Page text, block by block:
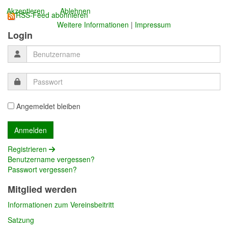
RSS-Feed abonnieren
Login
Angemeldet bleiben
Registrieren
Benutzername vergessen?
Passwort vergessen?
Mitglied werden
Informationen zum Vereinsbeitritt
Satzung
Akzeptieren
Ablehnen
Weitere Informationen | Impressum